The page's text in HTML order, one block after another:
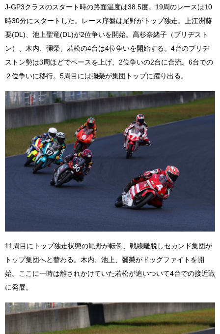
J-GP3クラスのスタート時の路面温度は38.5度。19周のレースは10
時30分にスタートした。レース序盤は尾野がトップ独走。上江洲葵
要(DL)、池上聖竜(DL)が2位争いを開始。高杉奈緒子（ブリヂスト
ン）、木内、彌榮、若松の4台は4位争いを開始する。4台のブリヂ
ストン勢は3周ほどでペースを上げ、2位争いの2台に合流。6台での
２位争いに移行。5周目には彌榮が集団トップに躍り出る。
11周目にトップ独走状態の尾野が転倒、戦線離脱しセカンド集団が
トップ集団へと替わる。木内、池上、彌榮がドッグファイトを開
始。ここに一時は離されかけていた若松が追いついて4台での接近戦
に発展。